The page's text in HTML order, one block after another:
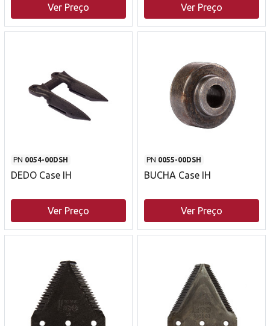
Ver Preço Ver Preço
PN 0054-00DSH
DEDO Case IH
Ver Preço
PN 0055-00DSH
BUCHA Case IH
Ver Preço